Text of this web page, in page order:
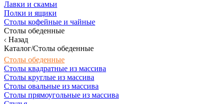
Лавки и скамьи
Полки и ящики
Столы кофейные и чайные
Столы обеденные
Назад
Каталог/Столы обеденные
Столы обеденные
Столы квадратные из массива
Столы круглые из массива
Столы овальные из массива
Столы прямоугольные из массива